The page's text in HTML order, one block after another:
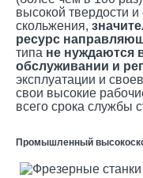
высокой твердости и
скольжения,
ресурс
типа не нуждаются
обслуживании и
эксплуатации и
свои высокие
всего срока службы
Промышленный